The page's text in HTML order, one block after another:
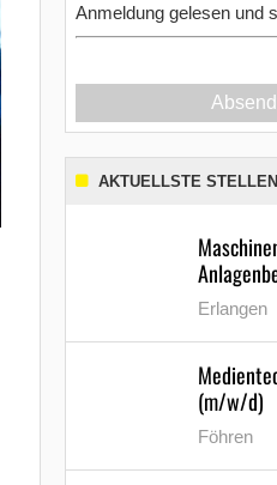
Anmeldung gelesen und
AKTUELLSTE
Erlangen
(m/w/d)
Föhren